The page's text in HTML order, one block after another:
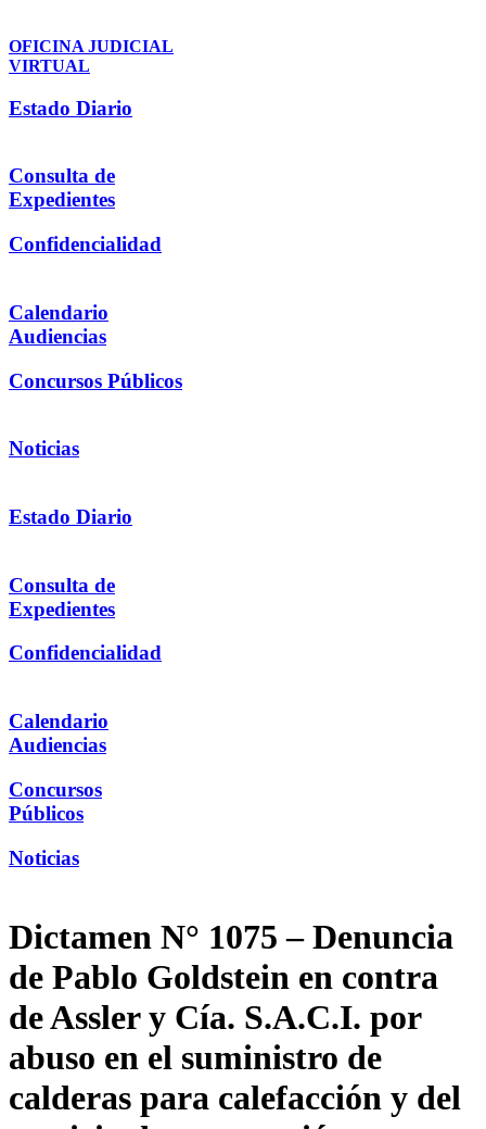
OFICINA JUDICIAL
VIRTUAL
Estado Diario
Consulta de
Expedientes
Confidencialidad
Calendario
Audiencias
Concursos Públicos
Noticias
Estado Diario
Consulta de
Expedientes
Confidencialidad
Calendario
Audiencias
Concursos
Públicos
Noticias
Dictamen N° 1075 – Denuncia
de Pablo Goldstein en contra
de Assler y Cía. S.A.C.I. por
abuso en el suministro de
calderas para calefacción y del